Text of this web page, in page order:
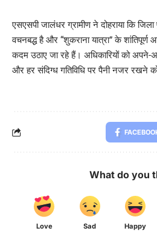
एसएसपी जालंधर ग्रामीण ने दोहराया कि
वचनबद्ध है और “शुकराना यात्रा” के
कदम उठाए जा रहे हैं। अधिकारियों को अपने-
और हर संदिग्ध गतिविधि पर पैनी नजर रखने
What do you
Love Sad Happy